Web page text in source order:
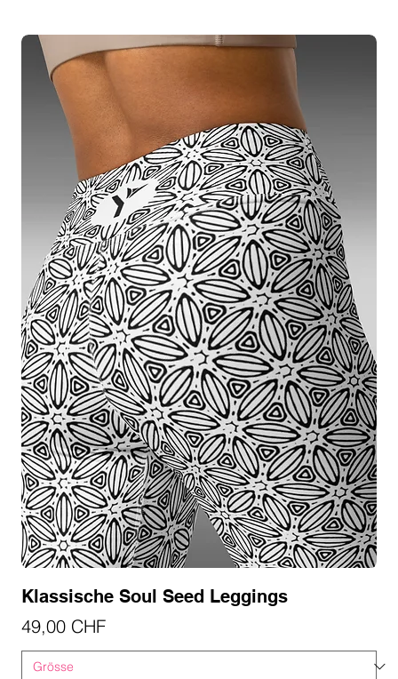
Klassische Soul Seed Leggings
Preis
49,00 CHF